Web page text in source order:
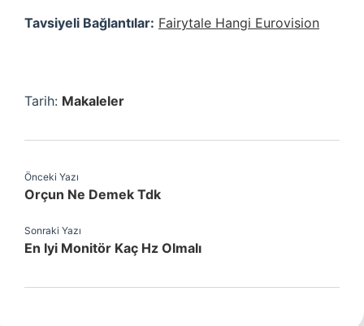
Tavsiyeli Bağlantılar: Fairytale Hangi Eurovision
Tarih: Makaleler
Önceki Yazı
Orçun Ne Demek Tdk
Sonraki Yazı
En Iyi Monitör Kaç Hz Olmalı